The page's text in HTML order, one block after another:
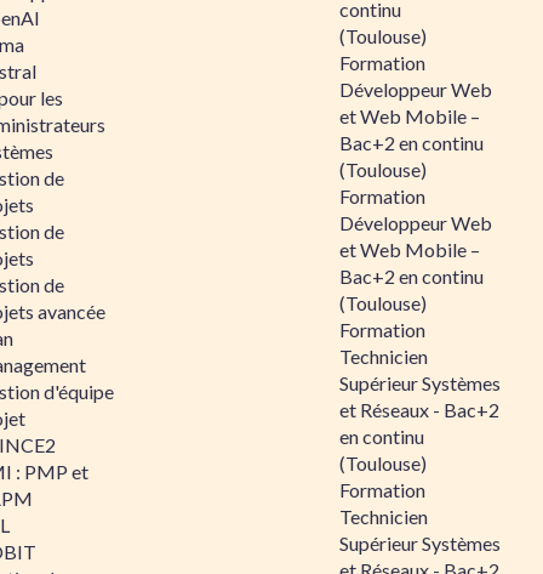
les
de
de
de
avancée
d'équipe
: PMP et
continu
(Toulouse)
Formation
Développeur Web
et Web Mobile –
Bac+2 en continu
(Toulouse)
Formation
Développeur Web
et Web Mobile –
Bac+2 en continu
(Toulouse)
Formation
Technicien
Supérieur Systèmes
et Réseaux - Bac+2
en continu
(Toulouse)
Formation
Technicien
Supérieur Systèmes